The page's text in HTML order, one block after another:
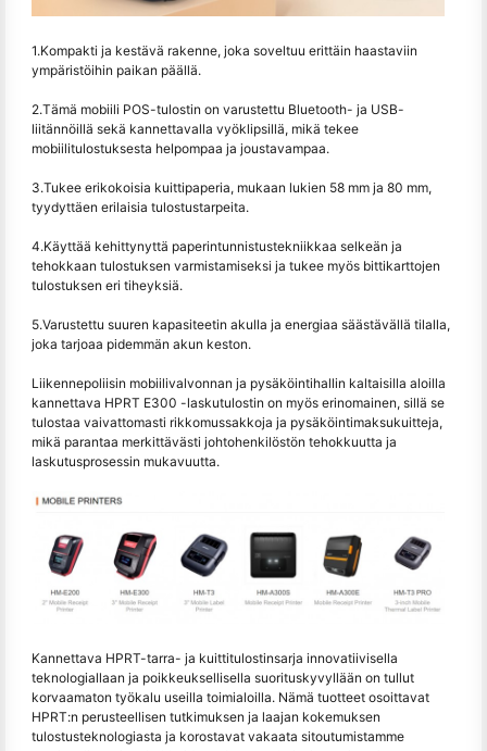
1.Kompakti ja kestävä rakenne, joka soveltuu erittäin haastaviin
ympäristöihin paikan päällä.
2.Tämä mobiili POS-tulostin on varustettu Bluetooth- ja USB-
liitännöillä sekä kannettavalla vyöklipsillä, mikä tekee
mobiilitulostuksesta helpompaa ja joustavampaa.
3.Tukee erikokoisia kuittipaperia, mukaan lukien 58 mm ja 80 mm,
tyydyttäen erilaisia tulostustarpeita.
4.Käyttää kehittynyttä paperintunnistustekniikkaa selkeän ja
tehokkaan tulostuksen varmistamiseksi ja tukee myös bittikarttojen
tulostuksen eri tiheyksiä.
5.Varustettu suuren kapasiteetin akulla ja energiaa säästävällä tilalla,
joka tarjoaa pidemmän akun keston.
Liikennepoliisin mobiilivalvonnan ja pysäköintihallin kaltaisilla aloilla
kannettava HPRT E300 -laskutulostin on myös erinomainen, sillä se
tulostaa vaivattomasti rikkomussakkoja ja pysäköintimaksukuitteja,
mikä parantaa merkittävästi johtohenkilöstön tehokkuutta ja
laskutusprosessin mukavuutta.
Kannettava HPRT-tarra- ja kuittitulostinsarja innovatiivisella
teknologiallaan ja poikkeuksellisella suorituskyvyllään on tullut
korvaamaton työkalu useilla toimialoilla. Nämä tuotteet osoittavat
HPRT:n perusteellisen tutkimuksen ja laajan kokemuksen
tulostusteknologiasta ja korostavat vakaata sitoutumistamme